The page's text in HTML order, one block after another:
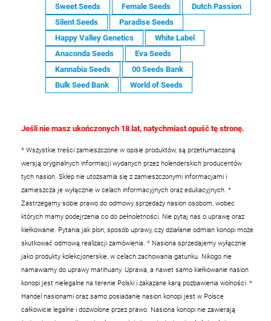
Sweet Seeds
Female Seeds
Dutch Passion
Silent Seeds
Paradise Seeds
Happy Valley Genetics
White Label
Anaconda Seeds
Eva Seeds
Kannabia Seeds
00 Seeds Bank
Bulk Seed Bank
World of Seeds
Jeśli nie masz ukończonych 18 lat, natychmiast opuść tę stronę.
* Wszystkie treści zamieszczone w opisie produktów, są przetłumaczoną
wersją oryginalnych informacji wydanych przez holenderskich producentów
tych nasion. Sklep nie utożsamia się z zamieszczonymi informacjami i
zamieszcza je wyłącznie w celach informacyjnych oraz edukacyjnych. *
Zastrzegamy sobie prawo do odmowy sprzedaży nasion osobom, wobec
których mamy podejrzenia co do pełnoletności. Nie pytaj nas o uprawę oraz
kiełkowanie. Pytania jak plon, sposób uprawy, czy działanie odmian konopi może
skutkować odmową realizacji zamówienia. * Nasiona sprzedajemy wyłącznie
jako produkty kolekcjonerskie, w celach zachowania gatunku. Nikogo nie
namawiamy do uprawy marihuany. Uprawa, a nawet samo kiełkowanie nasion
konopi jest nielegalne na terenie Polski i zakazane karą pozbawienia wolności. *
Handel nasionami oraz samo posiadanie nasion konopi jest w Polsce
całkowicie legalne i dozwolone przez prawo. Nasiona konopi nie zawierają